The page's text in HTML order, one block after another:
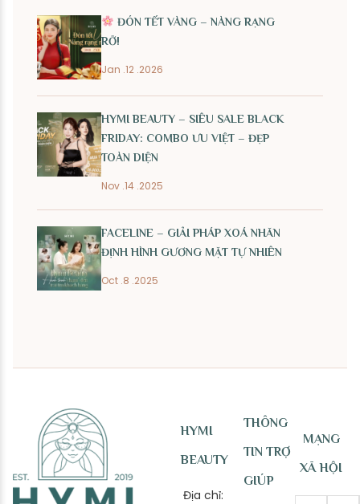
ĐÓN TẾT VÀNG – NÀNG RẠNG
RỠ!
Jan .12 .2026
HYMI BEAUTY – SIÊU SALE BLACK
FRIDAY: COMBO ƯU VIỆT – ĐẸP
TOÀN DIỆN
Nov .14 .2025
FACELINE – GIẢI PHÁP XOÁ NHĂN
ĐỊNH HÌNH GƯƠNG MẶT TỰ NHIÊN
Oct .8 .2025
HYMI
BEAUTY
Địa chỉ:
THÔNG
TIN TRỢ
GIÚP
MẠNG
XÃ HỘI